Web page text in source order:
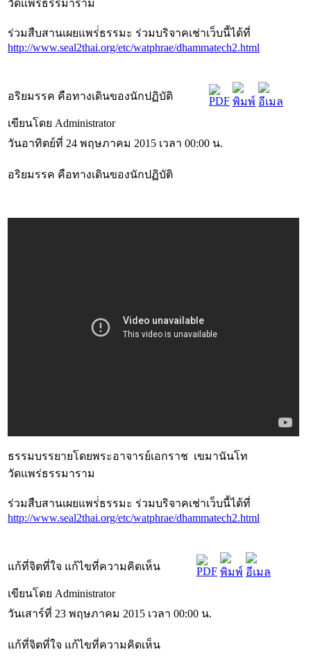
วัดแพร่ธรรมาราม
ร่วมสืบสานเผยแพร่่ธรรมะ ร่วมบริจาคเช่าเว็บนี้ได้ที่
http://www.seal2thai.org/etc/watphrae/dhammatech2.html
อริยมรรค คือทางเดินของนักปฏิบัติ
เขียนโดย Administrator
วันอาทิตย์ที่ 24 พฤษภาคม 2015 เวลา 00:00 น.
อริยมรรค คือทางเดินของนักปฏิบัติ
ธรรมบรรยายโดยพระอาจารย์เอกราช เขมานันโท
วัดแพร่ธรรมาราม
ร่วมสืบสานเผยแพร่่ธรรมะ ร่วมบริจาคเช่าเว็บนี้ได้ที่
http://www.seal2thai.org/etc/watphrae/dhammatech2.html
แก้ที่จิตที่ใจ แก้ไขที่ความคิดเห็น
เขียนโดย Administrator
วันเสาร์ที่ 23 พฤษภาคม 2015 เวลา 00:00 น.
แก้ที่จิตที่ใจ แก้ไขที่ความคิดเห็น